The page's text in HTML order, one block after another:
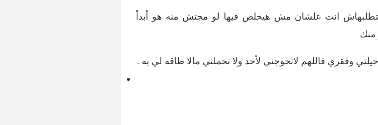
انت علشان مش هيخلص فيها لو مجتش منه هو أبدأ
منك
وفقري فاللهم لاتحوجني لأحد ولا تحملني مالا طاقه لي به .